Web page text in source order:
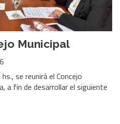
Municipal
se reunirá el Concejo
a fin de desarrollar el siguiente